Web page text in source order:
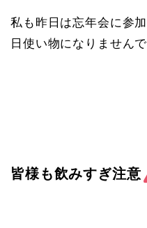
私も昨日は忘年会に参
日使い物になりませんで
皆様も飲みすぎ注意